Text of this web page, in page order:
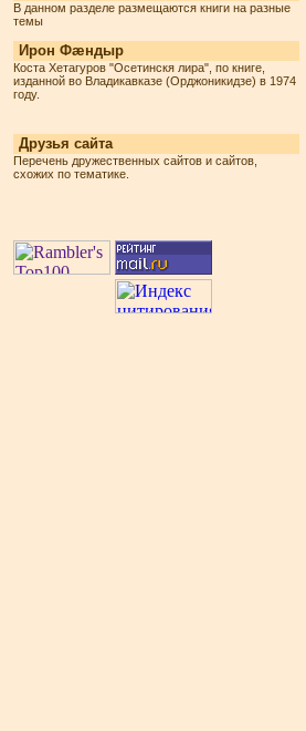
В данном разделе размещаются книги на разные
темы
Ирон Фæндыр
Коста Хетагуров "Осетинскя лира", по книге,
изданной во Владикавказе (Орджоникидзе) в 1974
году.
Друзья сайта
Перечень дружественных сайтов и сайтов,
схожих по тематике.